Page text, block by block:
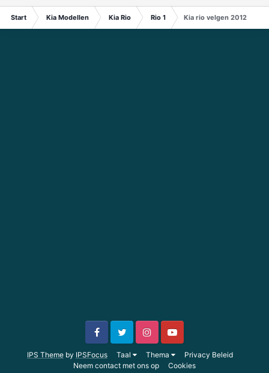
Start Kia Modellen Kia Rio Rio 1 Kia rio velgen 2012
IPS Theme by IPSFocus Taal Thema
Privacy Beleid
Neem contact met ons op
Cookies